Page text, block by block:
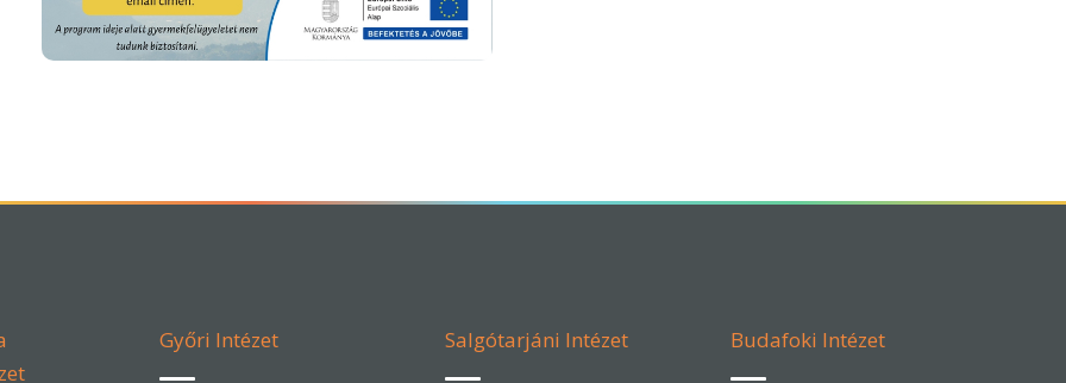
Győri Intézet Salgótarjáni Intézet Budafoki Intézet